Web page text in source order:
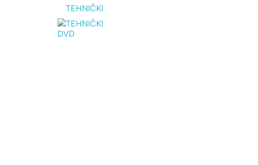
TEHNIČKI
DVD